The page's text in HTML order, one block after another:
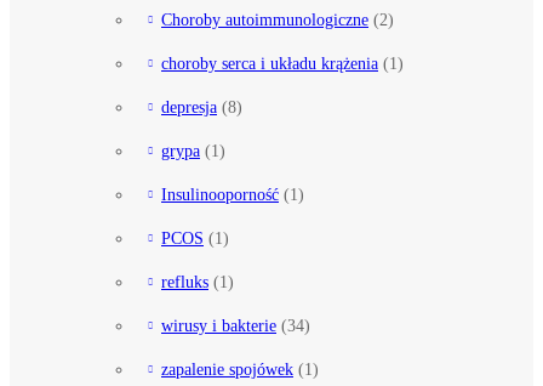
Choroby autoimmunologiczne (2)
choroby serca i układu krążenia (1)
depresja (8)
grypa (1)
Insulinooporność (1)
PCOS (1)
refluks (1)
wirusy i bakterie (34)
zapalenie spojówek (1)